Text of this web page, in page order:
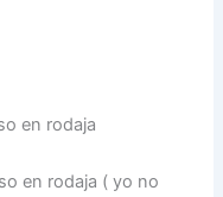
en rodaja
en rodaja ( yo no